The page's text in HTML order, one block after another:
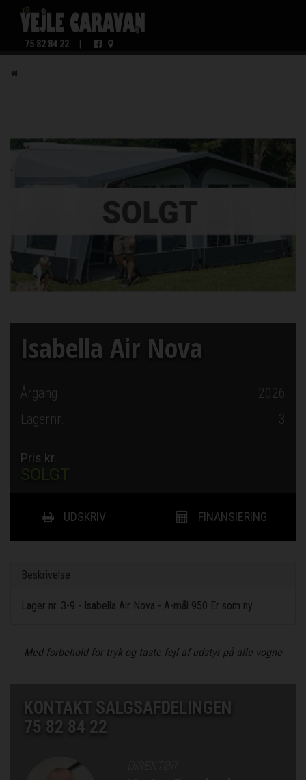
75 82 84 22
Isabella Air Nova
Årgang
2026
Lagernr.
3
Pris kr.
SOLGT
UDSKRIV FINANSIERING
Beskrivelse
Lager nr. 3-9 - Isabella Air Nova - A-mål 950 Er som ny
Med forbehold for tryk og taste fejl af udstyr på alle vogne
KONTAKT SALGSAFDELINGEN
75 82 84 22